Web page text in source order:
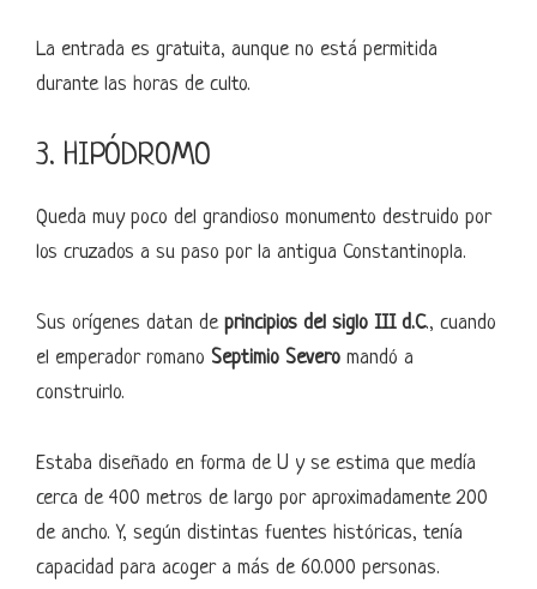
La entrada es gratuita, aunque no está permitida
durante las horas de culto.
3. HIPÓDROMO
Queda muy poco del grandioso monumento destruido por
los cruzados a su paso por la antigua Constantinopla.
Sus orígenes datan de principios del siglo III d.C., cuando
el emperador romano Septimio Severo mandó a
construirlo.
Estaba diseñado en forma de U y se estima que medía
cerca de 400 metros de largo por aproximadamente 200
de ancho. Y, según distintas fuentes históricas, tenía
capacidad para acoger a más de 60.000 personas.